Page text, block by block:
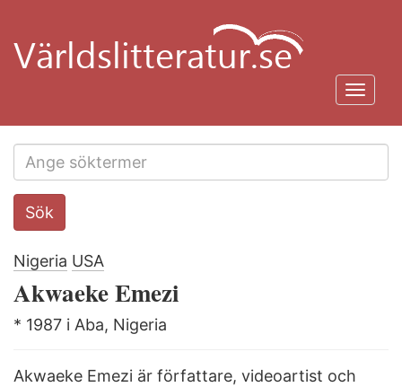
huvudinnehåll
Search
this
Sök
Nigeria USA
Akwaeke Emezi
* 1987 i Aba, Nigeria
Akwaeke Emezi är författare, videoartist och